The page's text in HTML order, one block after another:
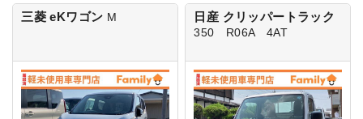
三菱 eKワゴン M 日産 クリッパートラック
350 R06A 4AT